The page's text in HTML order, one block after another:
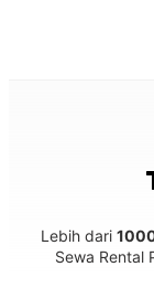
Lebih dari
Sewa Rental